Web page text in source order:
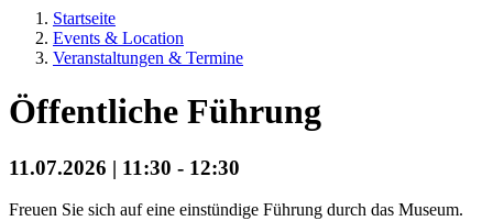
Startseite
Events & Location
Veranstaltungen & Termine
Öffentliche Führung
11.07.2026 | 11:30 - 12:30
Freuen Sie sich auf eine einstündige Führung durch das Museum.